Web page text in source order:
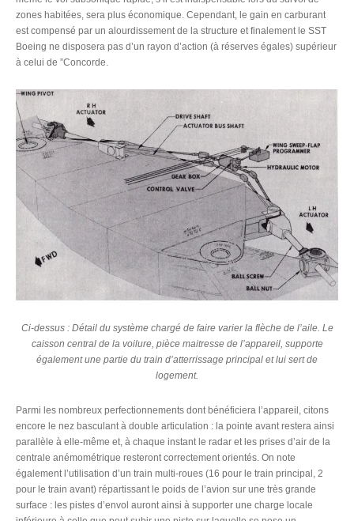
zones habitées, sera plus économique. Cependant, le gain en carburant
est compensé par un alourdissement de la structure et finalement le SST
Boeing ne disposera pas d’un rayon d’action (à réserves égales) supérieur
à celui de ”Concorde.
Ci-dessus : Détail du système chargé de faire varier la flèche de l’aile. Le
caisson central de la voilure, pièce maitresse de l’appareil, supporte
également une partie du train d’atterrissage principal et lui sert de
logement.
Parmi les nombreux perfectionnements dont bénéficiera l’appareil, citons
encore le nez basculant à double articulation : la pointe avant restera ainsi
parallèle à elle-même et, à chaque instant le radar et les prises d’air de la
centrale anémométrique resteront correctement orientés. On note
également l’utilisation d’un train multi-roues (16 pour le train principal, 2
pour le train avant) répartissant le poids de l’avion sur une très grande
surface : les pistes d’envol auront ainsi à supporter une charge locale